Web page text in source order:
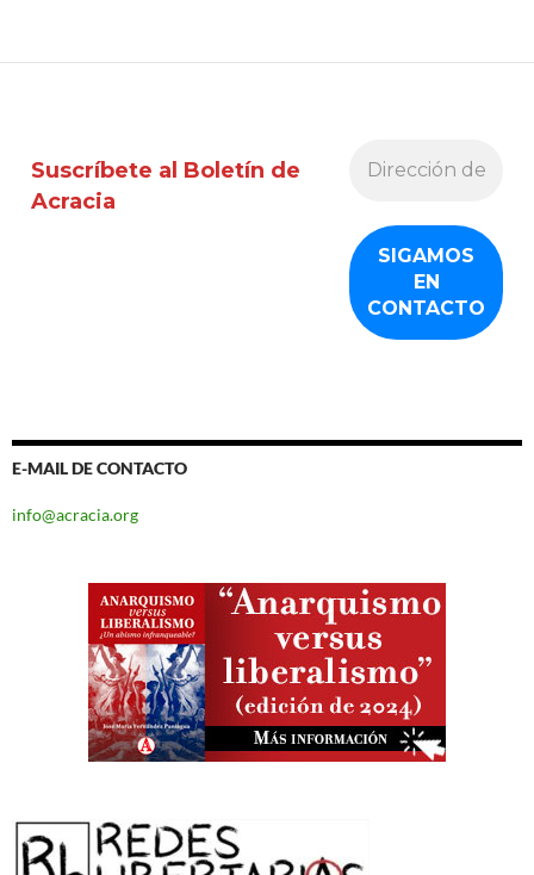
Suscríbete al Boletín de
Acracia
E-MAIL DE CONTACTO
info@acracia.org